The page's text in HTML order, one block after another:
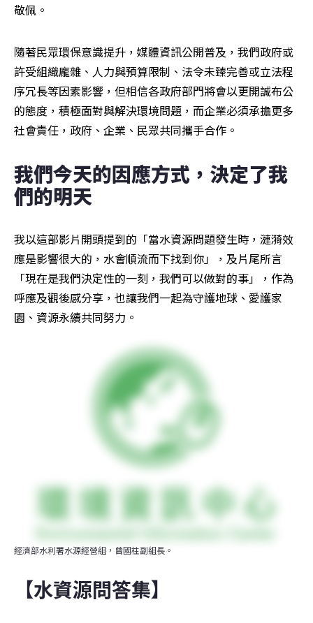
敬佩。
隨著民眾環保意識提升，媒體資訊公開普及，我們政府或
許受組織龐雜、人力與預算限制、法令未臻完善或立法程
序冗長等因素影響，但相信各政府部門將會以更開誠布公
的態度，積極面對與解決環境問題，而企業必須承擔更多
社會責任，政府、企業、民眾共同攜手合作。
我們今天的因應方式，決定了我
們的明天
我以這部影片開頭提到的「當水資源問題發生時，漣漪效
應是影響很大的，水會順流而下找到你」，及片尾所言
「現在是我們決定性的一刻，我們可以做對的事」，作為
呼應及觀後感分享，也讓我們一起為守護地球、愛護家
園、資源永續共同努力。
經濟部水利署水源經營組，曾國柱副組長。
【水資源問答集】